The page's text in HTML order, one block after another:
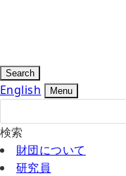
Search
English Menu
検索
財団について
研究員